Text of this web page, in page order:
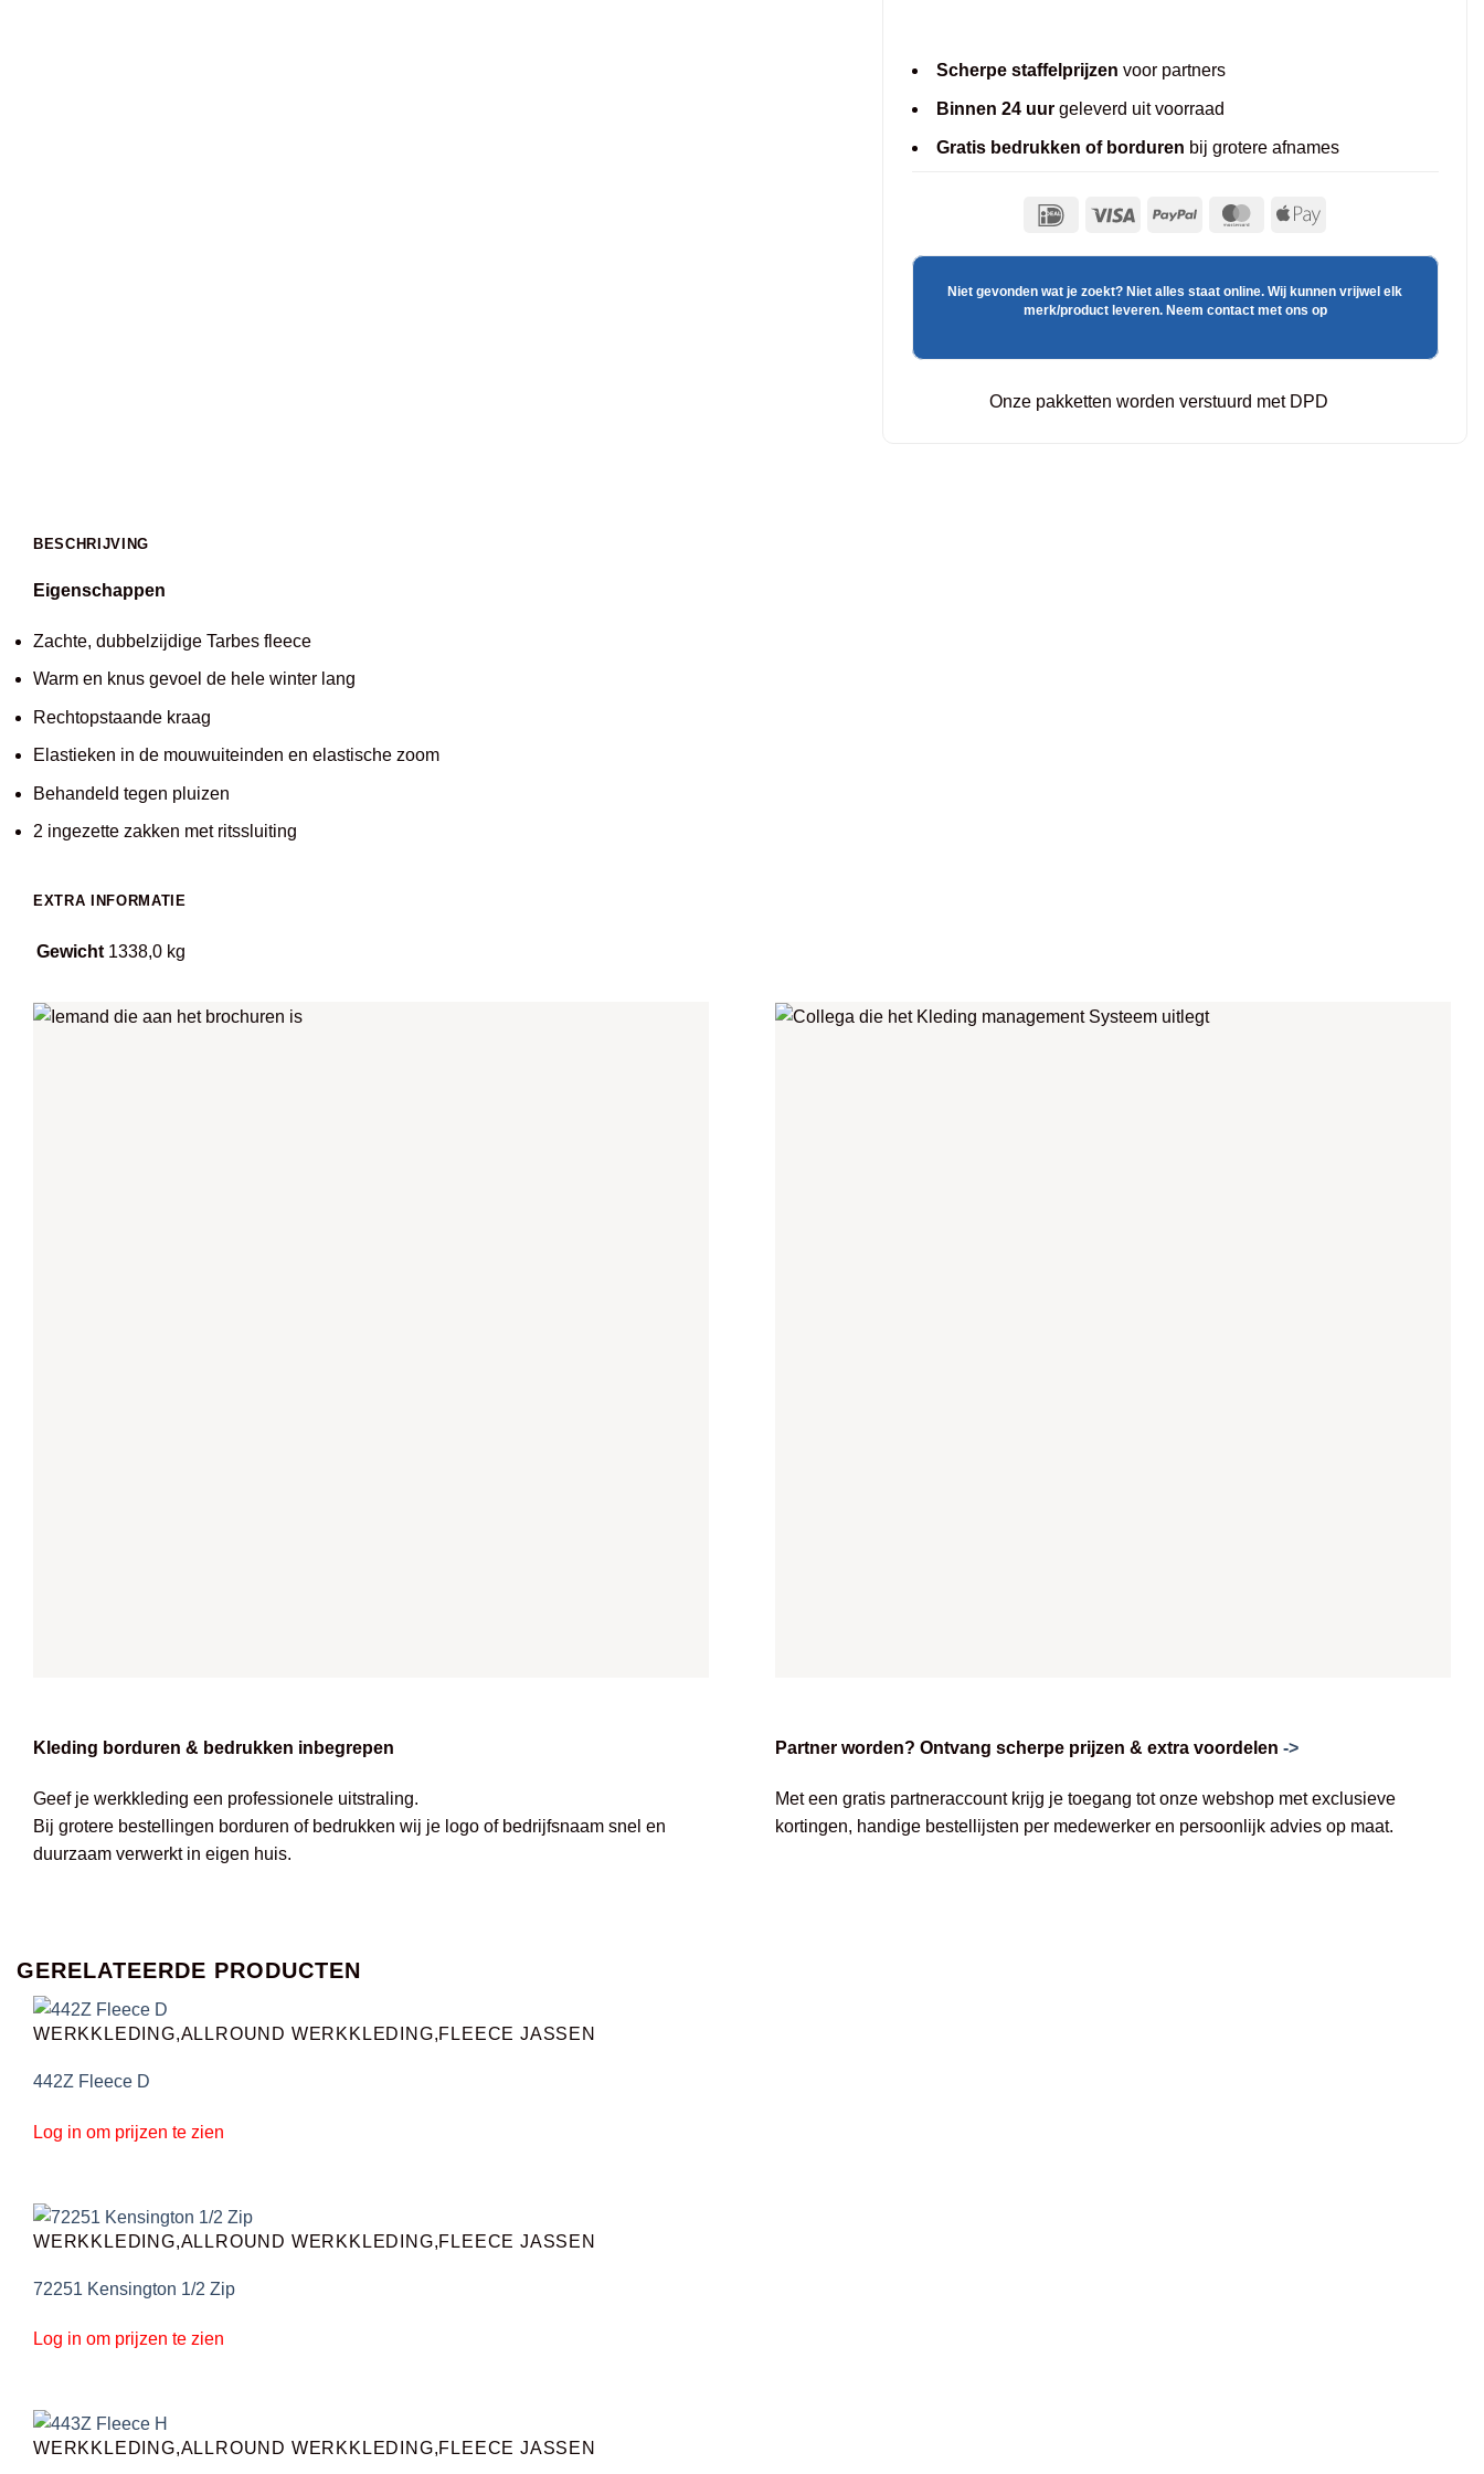
Scherpe staffelprijzen voor partners
Binnen 24 uurgeleverd uit voorraad
Gratis bedrukken of borduren bij grotere afnames
Niet gevonden wat je zoekt? Niet alles staat online. Wij kunnen vrijwel elk
merk/product leveren. Neem contact met ons op
Onze pakketten worden verstuurd met DPD
BESCHRIJVING
Eigenschappen
Zachte, dubbelzijdige Tarbes fleece
Warm en knus gevoel de hele winter lang
Rechtopstaande kraag
Elastieken in de mouwuiteinden en elastische zoom
Behandeld tegen pluizen
2 ingezette zakken met ritssluiting
EXTRA INFORMATIE
Gewicht 1338,0 kg
Kleding borduren & bedrukken inbegrepen
Geef je werkkleding een professionele uitstraling.
Bij grotere bestellingen borduren of bedrukken wij je logo of bedrijfsnaam snel en
duurzaam verwerkt in eigen huis.
Partner worden? Ontvang scherpe prijzen & extra voordelen ->
Met een gratis partneraccount krijg je toegang tot onze webshop met exclusieve
kortingen, handige bestellijsten per medewerker en persoonlijk advies op maat.
GERELATEERDE PRODUCTEN
WERKKLEDING,ALLROUND WERKKLEDING,FLEECE JASSEN
442Z Fleece D
Log in om prijzen te zien
WERKKLEDING,ALLROUND WERKKLEDING,FLEECE JASSEN
72251 Kensington 1/2 Zip
Log in om prijzen te zien
WERKKLEDING,ALLROUND WERKKLEDING,FLEECE JASSEN